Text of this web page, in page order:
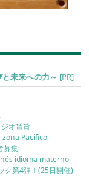
未来への力～ [PR]
オ賃貸
Pacifico
募集
idioma materno
ク第4弾！(25日開催)